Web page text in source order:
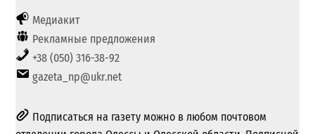
Медиакит
Рекламные предложения
+38 (050) 316-38-92
gazeta_np@ukr.net
Подписаться на газету можно в любом почтовом